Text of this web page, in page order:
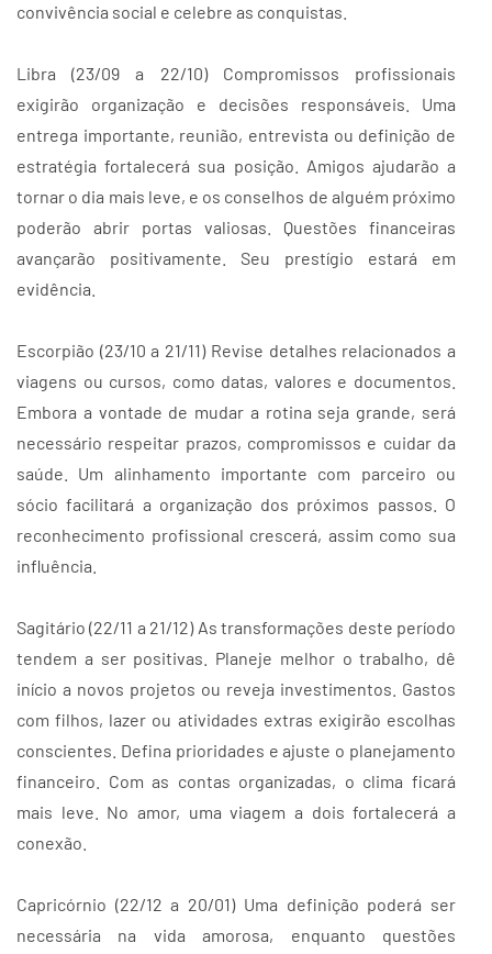
convivência social e celebre as conquistas.
Libra (23/09 a 22/10) Compromissos profissionais
exigirão organização e decisões responsáveis. Uma
entrega importante, reunião, entrevista ou definição de
estratégia fortalecerá sua posição. Amigos ajudarão a
tornar o dia mais leve, e os conselhos de alguém próximo
poderão abrir portas valiosas. Questões financeiras
avançarão positivamente. Seu prestígio estará em
evidência.
Escorpião (23/10 a 21/11) Revise detalhes relacionados a
viagens ou cursos, como datas, valores e documentos.
Embora a vontade de mudar a rotina seja grande, será
necessário respeitar prazos, compromissos e cuidar da
saúde. Um alinhamento importante com parceiro ou
sócio facilitará a organização dos próximos passos. O
reconhecimento profissional crescerá, assim como sua
influência.
Sagitário (22/11 a 21/12) As transformações deste período
tendem a ser positivas. Planeje melhor o trabalho, dê
início a novos projetos ou reveja investimentos. Gastos
com filhos, lazer ou atividades extras exigirão escolhas
conscientes. Defina prioridades e ajuste o planejamento
financeiro. Com as contas organizadas, o clima ficará
mais leve. No amor, uma viagem a dois fortalecerá a
conexão.
Capricórnio (22/12 a 20/01) Uma definição poderá ser
necessária na vida amorosa, enquanto questões